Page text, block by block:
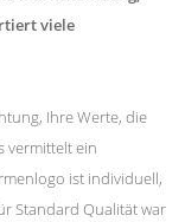
viele
Ihre Werte, die
vermittelt ein
ist individuell,
Standard Qualität war